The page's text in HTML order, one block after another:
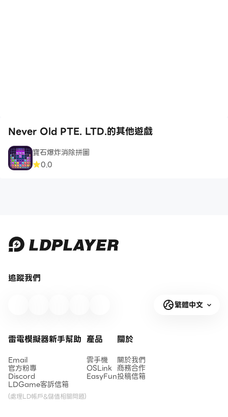
Never Old PTE. LTD.的其他遊戲
寶石爆炸消除拼圖
0.0
追蹤我們
繁體中文
雷電模擬器新手幫助
Email
官方粉專
Discord
LDGame客訴信箱
(處理LD帳戶&儲值相關問題)
產品
雲手機
OSLink
EasyFun
關於
關於我們
商務合作
投稿信箱